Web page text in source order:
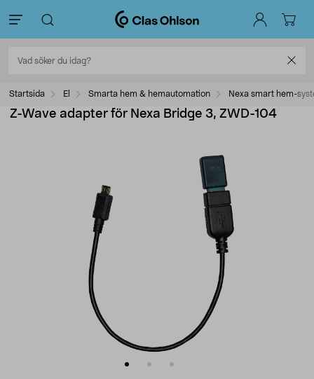
Startsida El Smarta hem & hemautomation Nexa smart hem-
Z-Wave adapter för Nexa Bridge 3, ZWD-104